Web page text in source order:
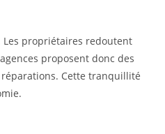
propriétaires redoutent
proposent donc des
Cette tranquillité